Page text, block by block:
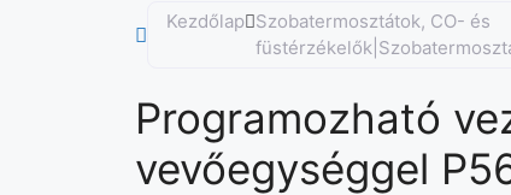
Kezdőlap Szobatermosztátok, CO- és
Programozható
vevőegységgel